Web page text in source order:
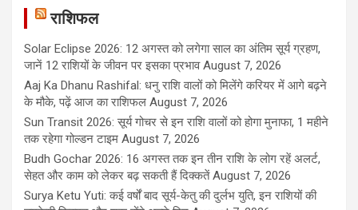
राशिफल
Solar Eclipse 2026: 12 अगस्त को लगेगा साल का अंतिम सूर्य ग्रहण,
जानें 12 राशियों के जीवन पर इसका प्रभाव August 7, 2026
Aaj Ka Dhanu Rashifal: धनु राशि वालों को मिलेंगे करियर में आगे बढ़ने
के मौके, पढ़ें आज का राशिफल August 7, 2026
Sun Transit 2026: सूर्य गोचर से इन राशि वालों को होगा मुनाफा, 1 महीने
तक रहेगा गोल्डन टाइम August 7, 2026
Budh Gochar 2026: 16 अगस्त तक इन तीन राशि के लोग रहें अलर्ट,
सेहत और काम को लेकर बढ़ सकती हैं दिक्कतें August 7, 2026
Surya Ketu Yuti: कई वर्षों बाद सूर्य-केतु की दुर्लभ युति, इन राशियों की